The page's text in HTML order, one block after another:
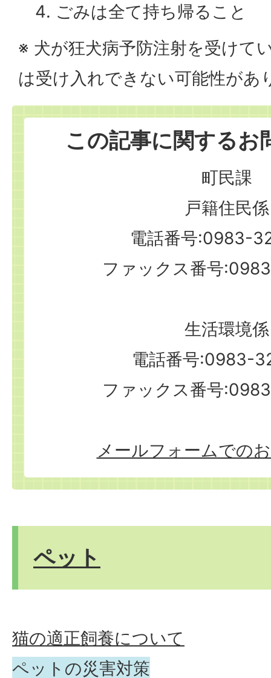
ごみは全て持ち帰ること
※ 犬が狂犬病予防注射を受けて
は受け入れできない可能性があ
この記事に関するお
町民課
戸籍住民係
電話番号:0983-
ファックス番号
生活環境係
電話番号:0983-
ファックス番号
メールフォームでの
ペット
猫の適正飼養について
ペットの災害対策